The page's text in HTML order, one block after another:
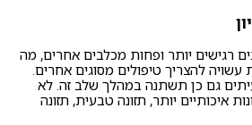
רגישים יותר ופחות מכלבים אחרים, מה
להצריך טיפולים מסוגים אחרים.
גם כן תשתנה במהלך שלב זה. לא
איכותיים יותר, תזונה טבעית, תזונה